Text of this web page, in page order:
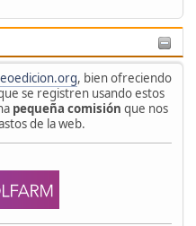
, bien ofreciendo
se registren usando estos
pequeña comisión que nos
de la web.